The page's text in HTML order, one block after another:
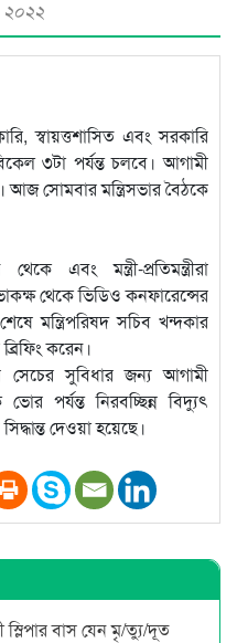
২০২২
স্বায়ত্তশাসিত এবং সরকারি
৩টা পর্যন্ত চলবে। আগামী
আজ সোমবার মন্ত্রিসভার বৈঠকে
এবং মন্ত্রী-প্রতিমন্ত্রীরা
থেকে ভিডিও কনফারেন্সের
মন্ত্রিপরিষদ সচিব খন্দকার
করেন।
সেচের সুবিধার জন্য আগামী
পর্যন্ত নিরবচ্ছিন্ন বিদ্যুৎ
দেওয়া হয়েছে।
স্লিপার বাস যেন মৃ/ত্যু/দূত